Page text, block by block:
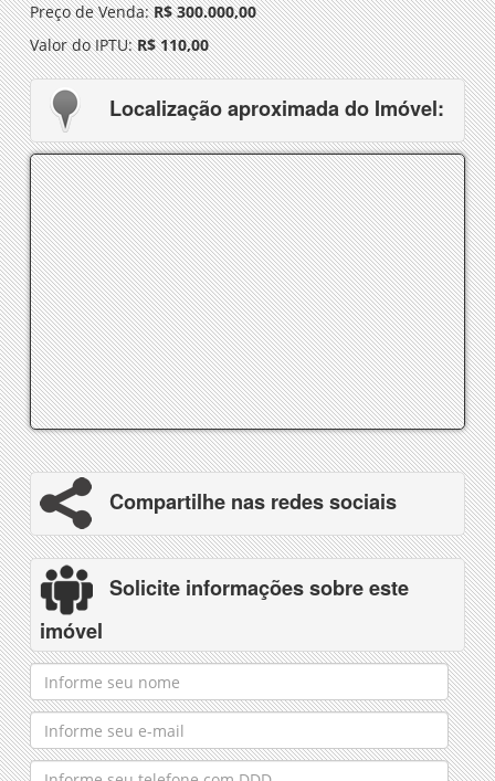
Preço de Venda:R$ 300.000,00
Valor do IPTU:R$ 110,00
Localização aproximada do Imóvel:
Compartilhe nas redes sociais
Solicite informações sobre este
imóvel